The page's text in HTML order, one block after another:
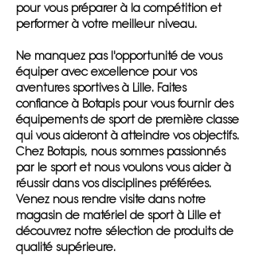
pour vous préparer à la compétition et
performer à votre meilleur niveau.
Ne manquez pas l'opportunité de vous
équiper avec excellence pour vos
aventures sportives à Lille. Faites
confiance à Botapis pour vous fournir des
équipements de sport de première classe
qui vous aideront à atteindre vos objectifs.
Chez Botapis, nous sommes passionnés
par le sport et nous voulons vous aider à
réussir dans vos disciplines préférées.
Venez nous rendre visite dans notre
magasin de matériel de sport à Lille et
découvrez notre sélection de produits de
qualité supérieure.